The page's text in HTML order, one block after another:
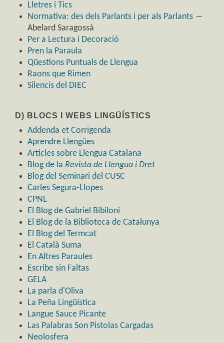
Lletres i Tics
Normativa: des dels Parlants i per als Parlants ―
Abelard Saragossà
Per a Lectura i Decoració
Pren la Paraula
Qüestions Puntuals de Llengua
Raons que Rimen
Silencis del DIEC
D) BLOCS I WEBS LINGÜÍSTICS
Addenda et Corrigenda
Aprendre Llengües
Articles sobre Llengua Catalana
Blog de la Revista de Llengua i Dret
Blog del Seminari del CUSC
Carles Segura-Llopes
CPNL
El Blog de Gabriel Bibiloni
El Blog de la Biblioteca de Catalunya
El Blog del Termcat
El Català Suma
En Altres Paraules
Escribe sin Faltas
GELA
La parla d'Oliva
La Peña Lingüística
Langue Sauce Picante
Las Palabras Son Pistolas Cargadas
Neolosfera